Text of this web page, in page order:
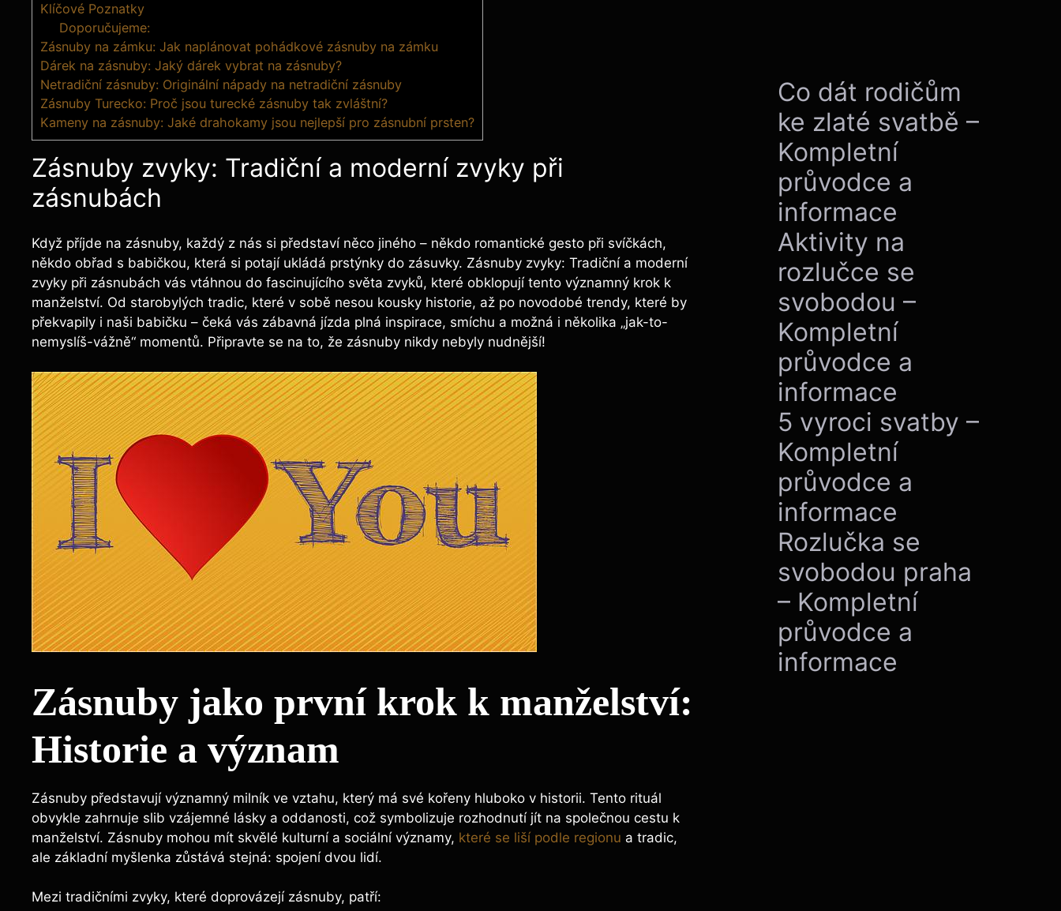
Klíčové Poznatky
Doporučujeme:
Zásnuby na zámku: Jak naplánovat pohádkové zásnuby na zámku
Dárek na zásnuby: Jaký dárek vybrat na zásnuby?
Netradiční zásnuby: Originální nápady na netradiční zásnuby
Zásnuby Turecko: Proč jsou turecké zásnuby tak zvláštní?
Kameny na zásnuby: Jaké drahokamy jsou nejlepší pro zásnubní prsten?
Zásnuby zvyky: Tradiční a moderní zvyky při
zásnubách
Když příjde na zásnuby, každý z nás si představí něco jiného – někdo romantické gesto při svíčkách,
někdo obřad s babičkou, která si potají ukládá prstýnky do zásuvky. Zásnuby zvyky: Tradiční a moderní
zvyky při zásnubách vás vtáhnou do fascinujícího světa zvyků, které obklopují tento významný krok k
manželství. Od starobylých tradic, které v sobě nesou kousky historie, až po novodobé trendy, které by
překvapily i naši babičku – čeká vás zábavná jízda plná inspirace, smíchu a možná i několika „jak-to-
nemyslíš-vážně“ momentů. Připravte se na to, že zásnuby nikdy nebyly nudnější!
Zásnuby jako první krok k manželství:
Historie a význam
Zásnuby představují významný milník ve vztahu, který má své kořeny hluboko v historii. Tento rituál
obvykle zahrnuje slib vzájemné lásky a oddanosti, což symbolizuje rozhodnutí jít na společnou cestu k
manželství. Zásnuby mohou mít skvělé kulturní a sociální významy, které se liší podle regionu a tradic,
ale základní myšlenka zůstává stejná: spojení dvou lidí.
Mezi tradičními zvyky, které doprovázejí zásnuby, patří:
Co dát rodičům
ke zlaté svatbě –
Kompletní
průvodce a
informace
Aktivity na
rozlučce se
svobodou –
Kompletní
průvodce a
informace
5 vyroci svatby –
Kompletní
průvodce a
informace
Rozlučka se
svobodou praha
– Kompletní
průvodce a
informace